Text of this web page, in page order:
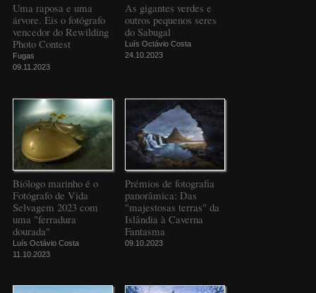
Uma raposa e uma
árvore. Eis o fotógrafo
vencedor do Rewilding
Photo Contest
Fugas
09.11.2023
As gigantes verdes e
outros pequenos seres
do Sabugal
Luís Octávio Costa
24.10.2023
Biólogo marinho é o
Fotógrafo de Vida
Selvagem 2023 com
uma "ferradura
dourada"
Luís Octávio Costa
11.10.2023
Prémios de fotografia
panorâmica: Das
"majestosas terras" da
Islândia à Caverna
Fantasma
09.10.2023